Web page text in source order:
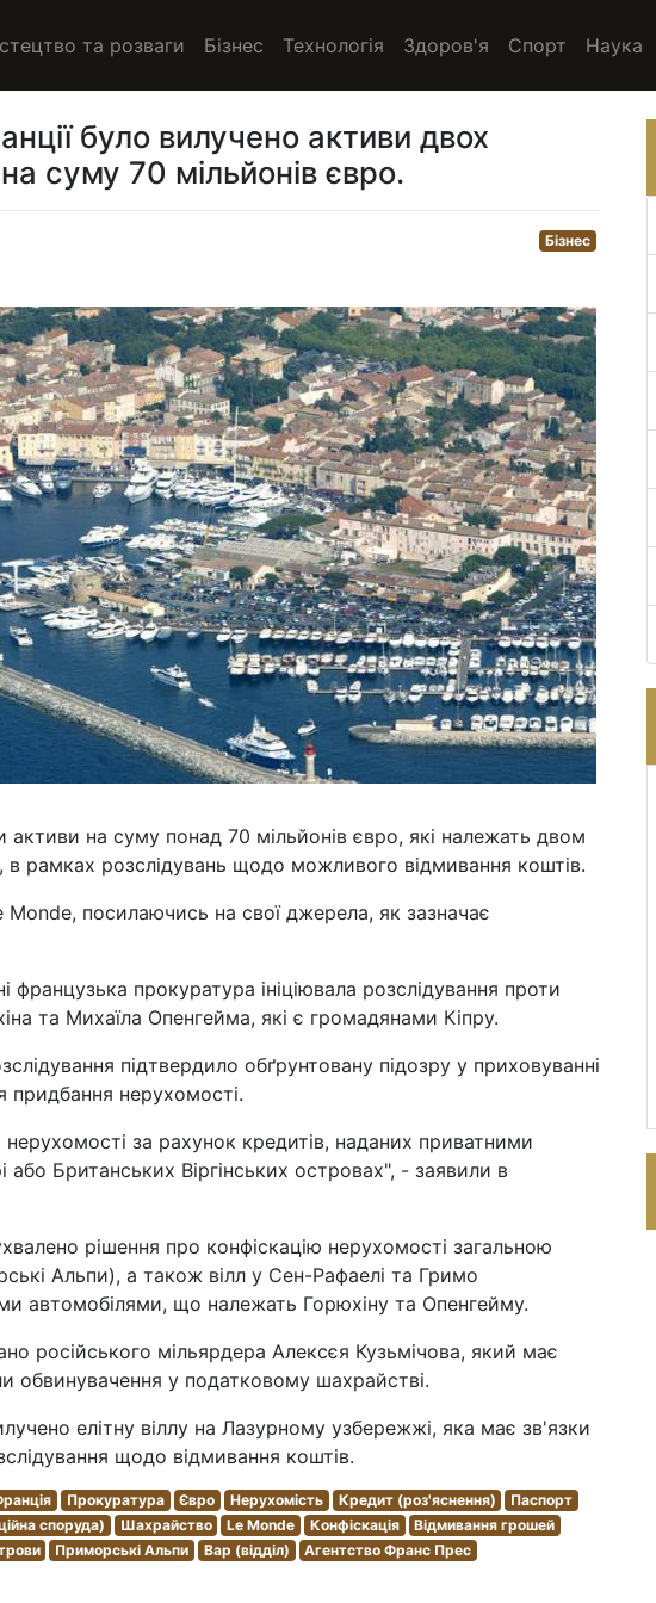
та розваги Бізнес Технологія Здоров'я Спорт Наука
було вилучено активи двох
суму 70 мільйонів євро.
Бізнес
активи на суму понад 70 мільйонів євро, які належать двом
в рамках розслідувань щодо можливого відмивання коштів.
посилаючись на свої джерела, як зазначає
французька прокуратура ініціювала розслідування проти
та Михаїла Опенгейма, які є громадянами Кіпру.
підтвердило обґрунтовану підозру у приховуванні
придбання нерухомості.
за рахунок кредитів, наданих приватними
Британських Віргінських островах", - заявили в
рішення про конфіскацію нерухомості загальною
Альпи), а також вілл у Сен-Рафаелі та Гримо
автомобілями, що належать Горюхіну та Опенгейму.
російського мільярдера Алексєя Кузьмічова, який має
обвинувачення у податковому шахрайстві.
елітну віллу на Лазурному узбережжі, яка має зв'язки
щодо відмивання коштів.
Прокуратура Євро Нерухомість Кредит (роз'яснення)
Паспорт
споруда) Шахрайство Le Monde Конфіскація
Відмивання грошей
Приморські Альпи Вар (відділ) Агентство Франс Прес